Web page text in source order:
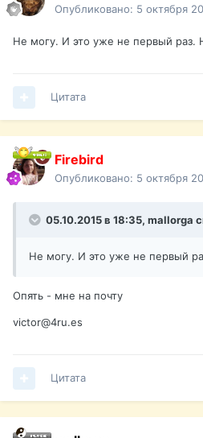
Опубликовано: 5 октября
Не могу. И это уже не первый раз.
Цитата
Firebird
Опубликовано: 5 октября
05.10.2015 в 18:35, mallorga
Не могу. И это уже не первый
Опять - мне на почту
victor@4ru.es
Цитата